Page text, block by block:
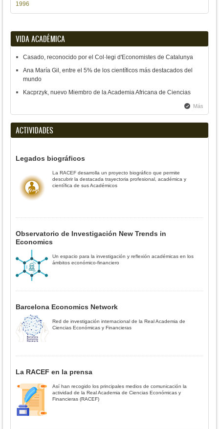
1996
VIDA ACADÉMICA
Casado, reconocido por el Col·legi d'Economistes de Catalunya
Ana María Gil, entre el 5% de los científicos más destacados del
mundo
Kacprzyk, nuevo Miembro de la Academia Africana de Ciencias
Más
ACTIVIDADES
Legados biográficos
La RACEF desarrolla un proyecto biográfico que permite
descubrir la destacada trayectoria profesional, académica y
científica de sus Académicos
Observatorio de Investigación New Trends in
Economics
Un espacio para la investigación y reflexión académicas en los
ámbitos económico-financiero
Barcelona Economics Network
Red de investigación internacional de la Real Academia de
Ciencias Económicas y Financieras
La RACEF en la prensa
Así han recogido los principales medios de comunicación la
actividad de la Real Academia de Ciencias Económicas y
Financieras (RACEF)